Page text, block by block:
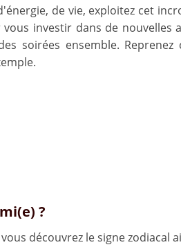
de vie, exploitez cet
investir dans de
soirées ensemble.
?
découvrez le signe